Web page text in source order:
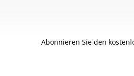
Abonnieren Sie den